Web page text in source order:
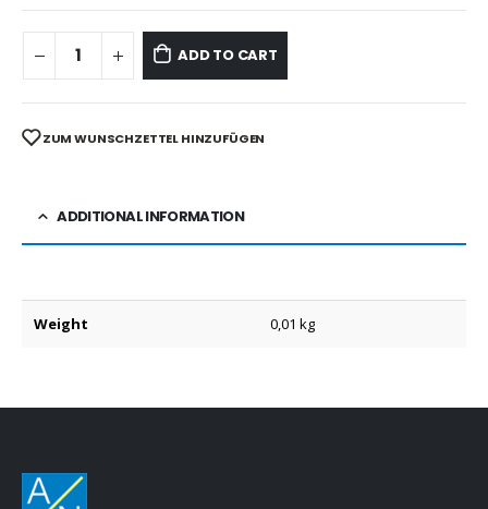
ADD TO CART
ZUM WUNSCHZETTEL HINZUFÜGEN
ADDITIONAL INFORMATION
Weight 0,01 kg